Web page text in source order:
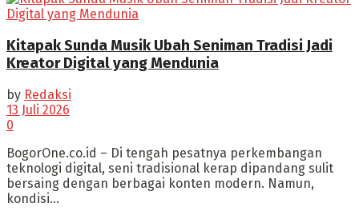
Kitapak Sunda Musik Ubah Seniman Tradisi Jadi
Kreator Digital yang Mendunia
by Redaksi
13 Juli 2026
0
BogorOne.co.id – Di tengah pesatnya perkembangan
teknologi digital, seni tradisional kerap dipandang sulit
bersaing dengan berbagai konten modern. Namun,
kondisi...